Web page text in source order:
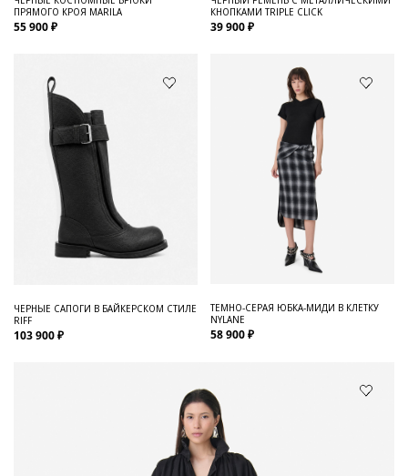
ПРЯМОГО КРОЯ MARILA
55 900 ₽
КНОПКАМИ TRIPLE CLICK
39 900 ₽
ЧЕРНЫЕ САПОГИ В БАЙКЕРСКОМ СТИЛЕ
RIFF
103 900 ₽
ТЕМНО-СЕРАЯ ЮБКА-МИДИ В КЛЕТКУ
NYLANE
58 900 ₽